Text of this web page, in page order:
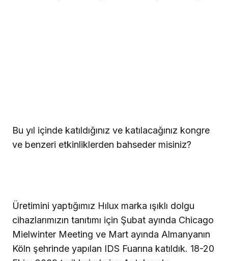
Bu yıl içinde katıldığınız ve katılacağınız kongre
ve benzeri etkinliklerden bahseder misiniz?
Üretimini yaptığımız Hılux marka ışıklı dolgu
cihazlarımızın tanıtımı için Şubat ayında Chicago
Mielwinter Meeting ve Mart ayında Almanyanın
Köln şehrinde yapılan IDS Fuarına katıldık. 18-20